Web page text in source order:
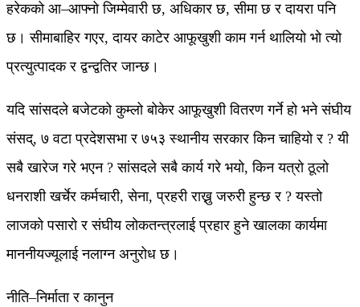
हरेकको आ–आफ्नो जिम्मेवारी छ, अधिकार छ, सीमा छ र दायरा पनि
छ। सीमाबाहिर गएर, दायर काटेर आफूखुशी काम गर्न थालियो भो त्यो
प्रत्युत्पादक र द्वन्द्वतिर जान्छ।
यदि सांसदले बजेटको कुम्लो बोकेर आफूखुशी वितरण गर्ने हो भने संघीय
संसद्, ७ वटा प्रदेशसभा र ७५३ स्थानीय सरकार किन चाहियो र ? यी
सबै खारेज गरे भएन ? सांसदले सबै कार्य गरे भयो, किन यत्रो ठूलो
धनराशी खर्चेर कर्मचारी, सेना, प्रहरी राख्नु जरुरी हुन्छ र ? यस्तो
लाजको पसारो र संघीय लोकतन्त्रलाई प्रहार हुने खालका कार्यमा
माननीयज्यूलाई नलाग्न अनुरोध छ।
नीति–निर्माता र कानुन